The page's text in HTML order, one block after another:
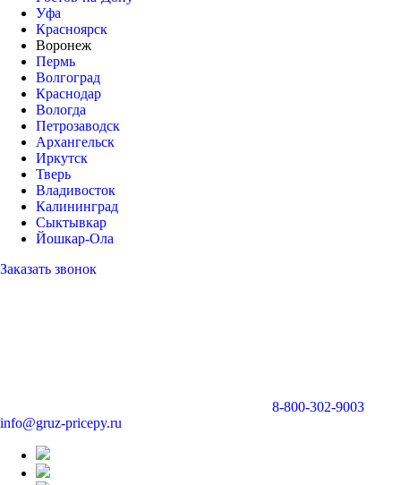
Уфа
Красноярск
Воронеж
Пермь
Волгоград
Краснодар
Вологда
Петрозаводск
Архангельск
Иркутск
Тверь
Владивосток
Калининград
Сыктывкар
Йошкар-Ола
Заказать звонок
8-800-302-9003
info@gruz-pricepy.ru